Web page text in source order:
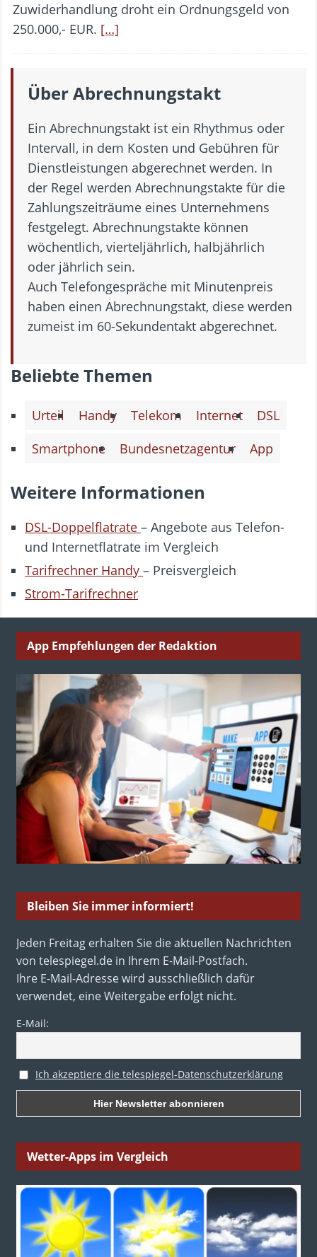
Zuwiderhandlung droht ein Ordnungsgeld von
250.000,- EUR. […]
Über Abrechnungstakt
Ein Abrechnungstakt ist ein Rhythmus oder
Intervall, in dem Kosten und Gebühren für
Dienstleistungen abgerechnet werden. In
der Regel werden Abrechnungstakte für die
Zahlungszeiträume eines Unternehmens
festgelegt. Abrechnungstakte können
wöchentlich, vierteljährlich, halbjährlich
oder jährlich sein.
Auch Telefongespräche mit Minutenpreis
haben einen Abrechnungstakt, diese werden
zumeist im 60-Sekundentakt abgerechnet.
Beliebte Themen
Urteil Handy Telekom Internet
DSL
Smartphone
Bundesnetzagentur App
Weitere Informationen
DSL-Doppelflatrate – Angebote aus Telefon-
und Internetflatrate im Vergleich
Tarifrechner Handy – Preisvergleich
Strom-Tarifrechner
App Empfehlungen der Redaktion
Bleiben Sie immer informiert!
Jeden Freitag erhalten Sie die aktuellen Nachrichten
von telespiegel.de in Ihrem E-Mail-Postfach.
Ihre E-Mail-Adresse wird ausschließlich dafür
verwendet, eine Weitergabe erfolgt nicht.
E-Mail:
Ich akzeptiere die telespiegel-Datenschutzerklärung
Wetter-Apps im Vergleich